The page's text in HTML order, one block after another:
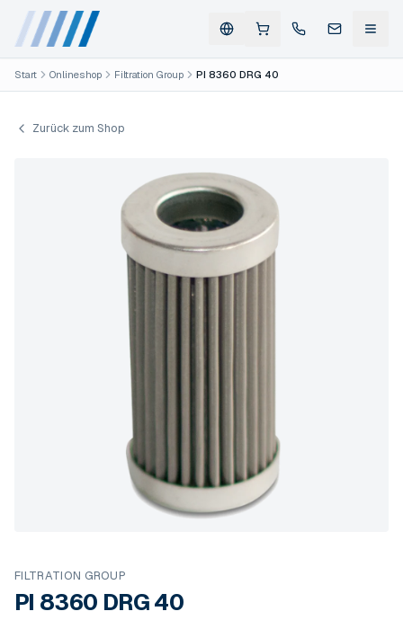
Start Onlineshop Filtration Group PI 8360 DRG 40
Zurück zum Shop
FILTRATION GROUP
PI 8360 DRG 40